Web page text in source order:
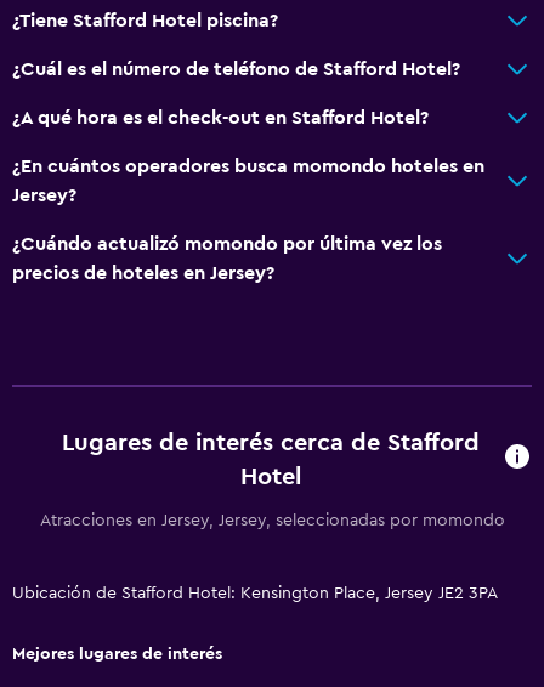
¿Tiene Stafford Hotel piscina?
¿Cuál es el número de teléfono de Stafford Hotel?
¿A qué hora es el check-out en Stafford Hotel?
¿En cuántos operadores busca momondo hoteles en
Jersey?
¿Cuándo actualizó momondo por última vez los
precios de hoteles en Jersey?
Lugares de interés cerca de Stafford
Hotel
Atracciones en Jersey, Jersey, seleccionadas por momondo
Ubicación de Stafford Hotel: Kensington Place, Jersey JE2 3PA
Mejores lugares de interés